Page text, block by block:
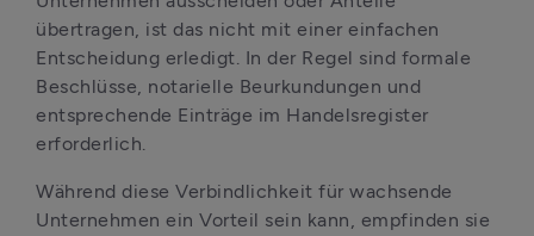
übertragen, ist das nicht mit einer einfachen
Entscheidung erledigt. In der Regel sind formale
Beschlüsse, notarielle Beurkundungen und
entsprechende Einträge im Handelsregister
erforderlich.
Während diese Verbindlichkeit für wachsende
Unternehmen ein Vorteil sein kann, empfinden sie